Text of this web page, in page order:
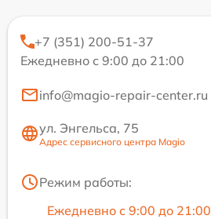
+7 (351) 200-51-37
Ежедневно с 9:00 до 21:00
info@magio-repair-center.ru
ул. Энгельса, 75
Адрес сервисного центра Magio
Режим работы:
Ежедневно с 9:00 до 21:00